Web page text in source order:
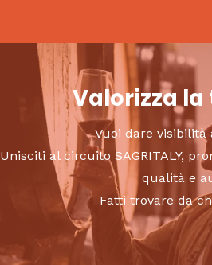
Valorizza
Vuoi dare
Unisciti al circuito SAGRITALY,
qualità e
Fatti trovare da